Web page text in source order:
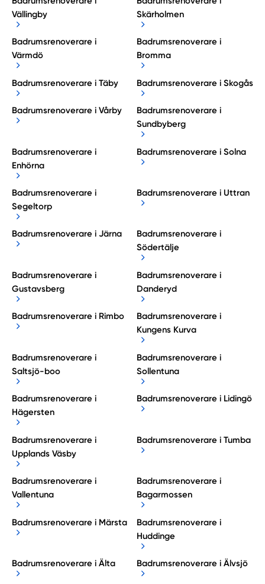
Vällingby
Skärholmen
Badrumsrenoverare i
Värmdö
Badrumsrenoverare i
Bromma
Badrumsrenoverare i Täby Badrumsrenoverare i Skogås
Badrumsrenoverare i Vårby
Badrumsrenoverare i
Sundbyberg
Badrumsrenoverare i
Enhörna
Badrumsrenoverare i Solna
Badrumsrenoverare i
Segeltorp
Badrumsrenoverare i Uttran
Badrumsrenoverare i Järna
Badrumsrenoverare i
Södertälje
Badrumsrenoverare i
Gustavsberg
Badrumsrenoverare i
Danderyd
Badrumsrenoverare i Rimbo
Badrumsrenoverare i
Kungens Kurva
Badrumsrenoverare i
Saltsjö-boo
Badrumsrenoverare i
Sollentuna
Badrumsrenoverare i
Hägersten
Badrumsrenoverare i Lidingö
Badrumsrenoverare i
Upplands Väsby
Badrumsrenoverare i Tumba
Badrumsrenoverare i
Vallentuna
Badrumsrenoverare i
Bagarmossen
Badrumsrenoverare i Märsta
Badrumsrenoverare i
Huddinge
Badrumsrenoverare i Älta Badrumsrenoverare i Älvsjö